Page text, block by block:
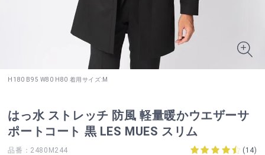
H180 B95 W80 H80 着用サイズ:M
はっ水 ストレッチ 防風 軽量暖かウエザーサ
ポートコート 黒 LES MUES スリム
品番：2480M244 (14)